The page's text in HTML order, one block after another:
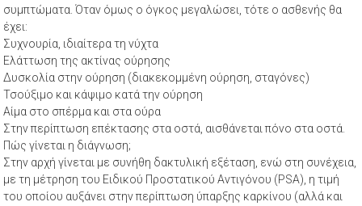
συμπτώματα. Όταν όμως ο όγκος μεγαλώσει, τότε ο ασθενής θα
έχει:
Συχνουρία, ιδιαίτερα τη νύχτα
Ελάττωση της ακτίνας ούρησης
Δυσκολία στην ούρηση (διακεκομμένη ούρηση, σταγόνες)
Τσούξιμο και κάψιμο κατά την ούρηση
Αίμα στο σπέρμα και στα ούρα
Στην περίπτωση επέκτασης στα οστά, αισθάνεται πόνο στα οστά.
Πώς γίνεται η διάγνωση;
Στην αρχή γίνεται με συνήθη δακτυλική εξέταση, ενώ στη συνέχεια,
με τη μέτρηση του Ειδικού Προστατικού Αντιγόνου (ΡSΑ), η τιμή
του οποίου αυξάνει στην περίπτωση ύπαρξης καρκίνου (αλλά και